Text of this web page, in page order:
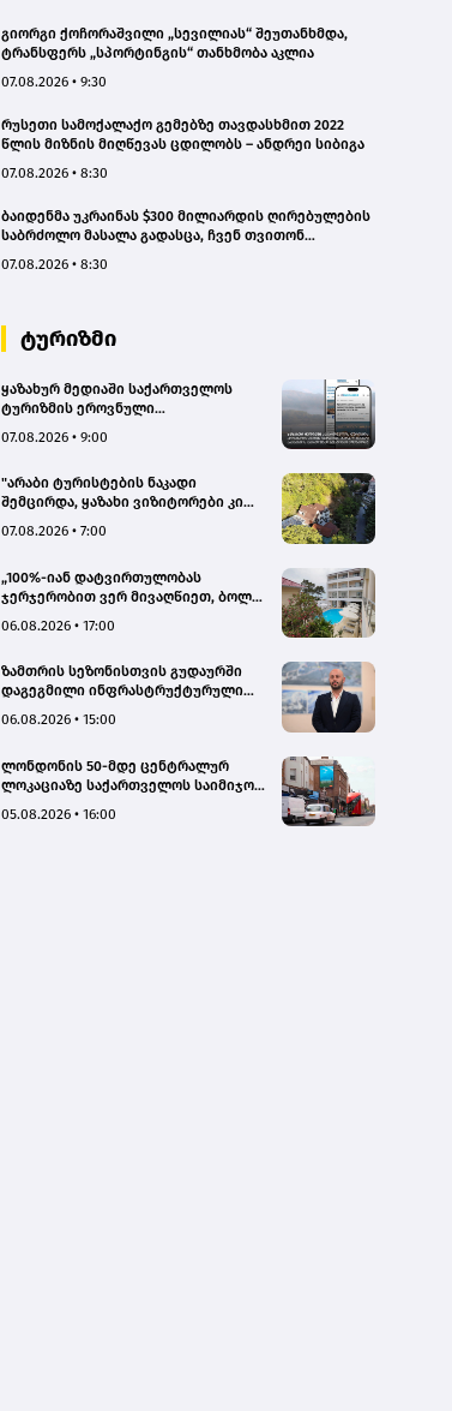
გიორგი ქოჩორაშვილი „სევილიას“ შეუთანხმდა,
ტრანსფერს „სპორტინგის“ თანხმობა აკლია
07.08.2026 • 9:30
რუსეთი სამოქალაქო გემებზე თავდასხმით 2022
წლის მიზნის მიღწევას ცდილობს – ანდრეი სიბიგა
07.08.2026 • 8:30
ბაიდენმა უკრაინას $300 მილიარდის ღირებულების
საბრძოლო მასალა გადასცა, ჩვენ თვითონ
07.08.2026 • 8:30
ტურიზმი
ყაზახურ მედიაში საქართველოს
ტურიზმის ეროვნული
კამპანიის ფარგლებში სტატიები
07.08.2026 • 9:00
"არაბი ტურისტების ნაკადი
შემცირდა, ყაზახი ვიზიტორები კი
Hotel
07.08.2026 • 7:00
„100%-იან დატვირთულობას
ჯერჯერობით ვერ მივაღწიეთ, ბოლო
გაუქმდა“ - Kobuleti Beach Club
06.08.2026 • 17:00
ზამთრის სეზონისთვის გუდაურში
დაგეგმილი ინფრასტრუქტურული
გუდაურის ტურისტული
დარსალია
06.08.2026 • 15:00
ლონდონის 50-მდე ცენტრალურ
ლოკაციაზე საქართველოს საიმიჯო
05.08.2026 • 16:00